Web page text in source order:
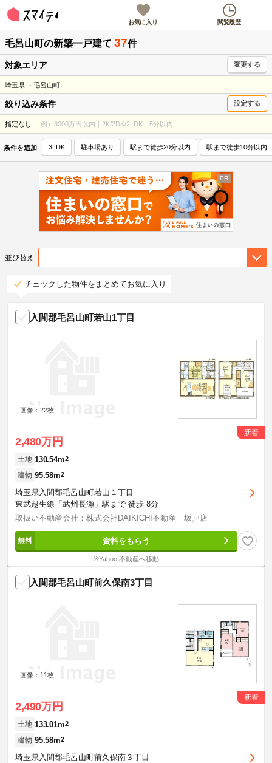
お気に入り 閲覧履歴
毛呂山町の新築一戸建て 37件
対象エリア 変更する
埼玉県 毛呂山町
絞り込み条件 設定する
指定なし 例）3000万円以内｜2K/2DK/2LDK｜5分以内
条件を追加 3LDK 駐車場あり 駅まで徒歩20分以内 駅まで徒歩10分以内
並び替え
チェックした物件をまとめてお気に入り
入間郡毛呂山町若山1丁目
画像：22枚
2,480万円
新着
土地 130.54m2
建物 95.58m2
埼玉県入間郡毛呂山町若山１丁目
東武越生線「武州長瀬」駅まで 徒歩 8分
取扱い不動産会社：株式会社DAIKICHI不動産 坂戸店
資料をもらう
※Yahoo!不動産へ移動
入間郡毛呂山町前久保南3丁目
画像：11枚
2,490万円
新着
土地 133.01m2
建物 95.58m2
埼玉県入間郡毛呂山町前久保南３丁目